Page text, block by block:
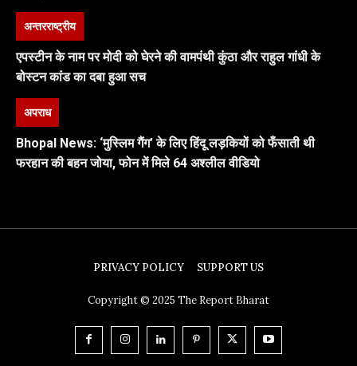
अन्तरराष्ट्रीय
एपस्टीन के नाम पर मोदी को घेरने की वामपंथी कुंठा और राहुल गांधी के
बोस्टन कांड का दबा हुआ सच
अपराध
Bhopal News: ‘मुस्लिम गैंग’ के लिए हिंदू लड़कियों को फँसाती थी
फरहान की बहन जोया, फोन में मिले 64 अश्लील वीडियो
PRIVACY POLICY SUPPORT US
Copyright © 2025 The Report Bharat